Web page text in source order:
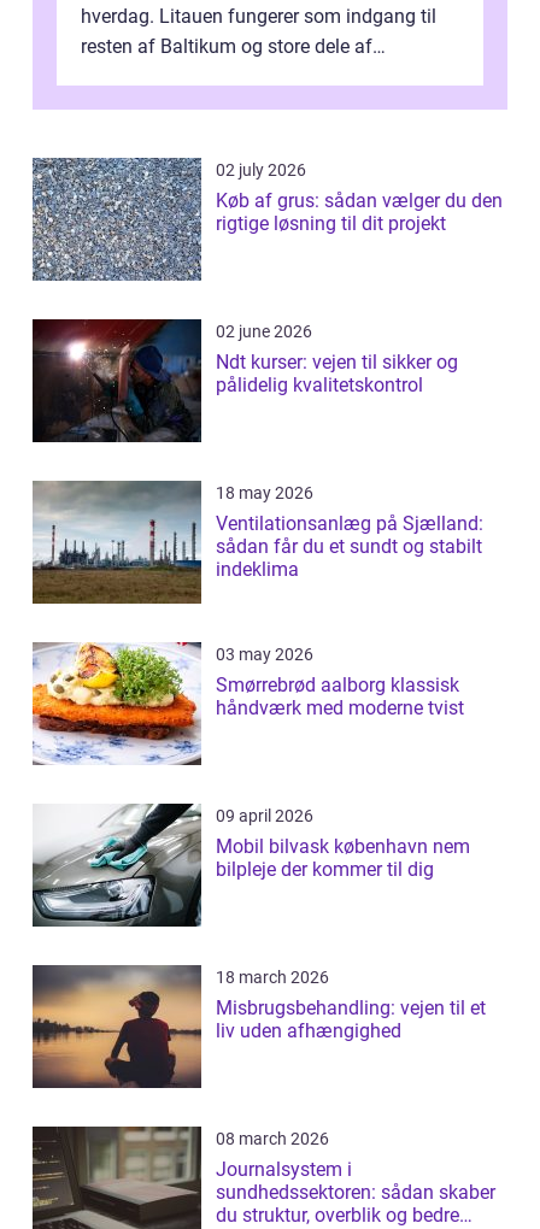
hverdag. Litauen fungerer som indgang til
resten af Baltikum og store dele af
02 july 2026
Køb af grus: sådan vælger du den
rigtige løsning til dit projekt
02 june 2026
Ndt kurser: vejen til sikker og
pålidelig kvalitetskontrol
18 may 2026
Ventilationsanlæg på Sjælland:
sådan får du et sundt og stabilt
indeklima
03 may 2026
Smørrebrød aalborg klassisk
håndværk med moderne tvist
09 april 2026
Mobil bilvask københavn nem
bilpleje der kommer til dig
18 march 2026
Misbrugsbehandling: vejen til et
liv uden afhængighed
08 march 2026
Journalsystem i
sundhedssektoren: sådan skaber
du struktur, overblik og bedre